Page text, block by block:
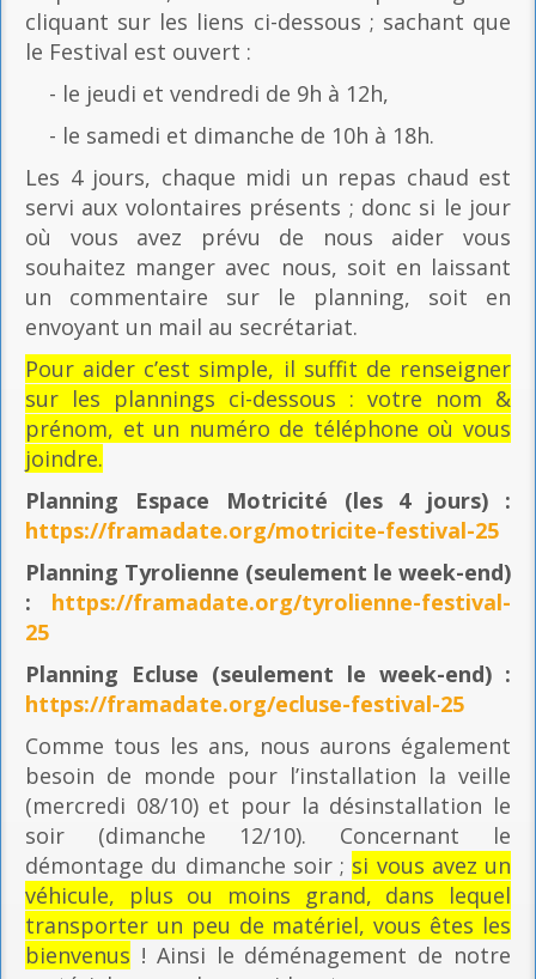
cliquant sur les liens ci-dessous ; sachant que
le Festival est ouvert :
- le jeudi et vendredi de 9h à 12h,
- le samedi et dimanche de 10h à 18h.
Les 4 jours, chaque midi un repas chaud est
servi aux volontaires présents ; donc si le jour
où vous avez prévu de nous aider vous
souhaitez manger avec nous, soit en laissant
un commentaire sur le planning, soit en
envoyant un mail au secrétariat.
Pour aider c’est simple, il suffit de renseigner
sur les plannings ci-dessous : votre nom &
prénom, et un numéro de téléphone où vous
joindre.
Planning Espace Motricité (les 4 jours) :
https://framadate.org/motricite-festival-25
Planning Tyrolienne (seulement le week-end)
: https://framadate.org/tyrolienne-festival-
25
Planning Ecluse (seulement le week-end) :
https://framadate.org/ecluse-festival-25
Comme tous les ans, nous aurons également
besoin de monde pour l’installation la veille
(mercredi 08/10) et pour la désinstallation le
soir (dimanche 12/10). Concernant le
démontage du dimanche soir ; si vous avez un
véhicule, plus ou moins grand, dans lequel
transporter un peu de matériel, vous êtes les
bienvenus ! Ainsi le déménagement de notre